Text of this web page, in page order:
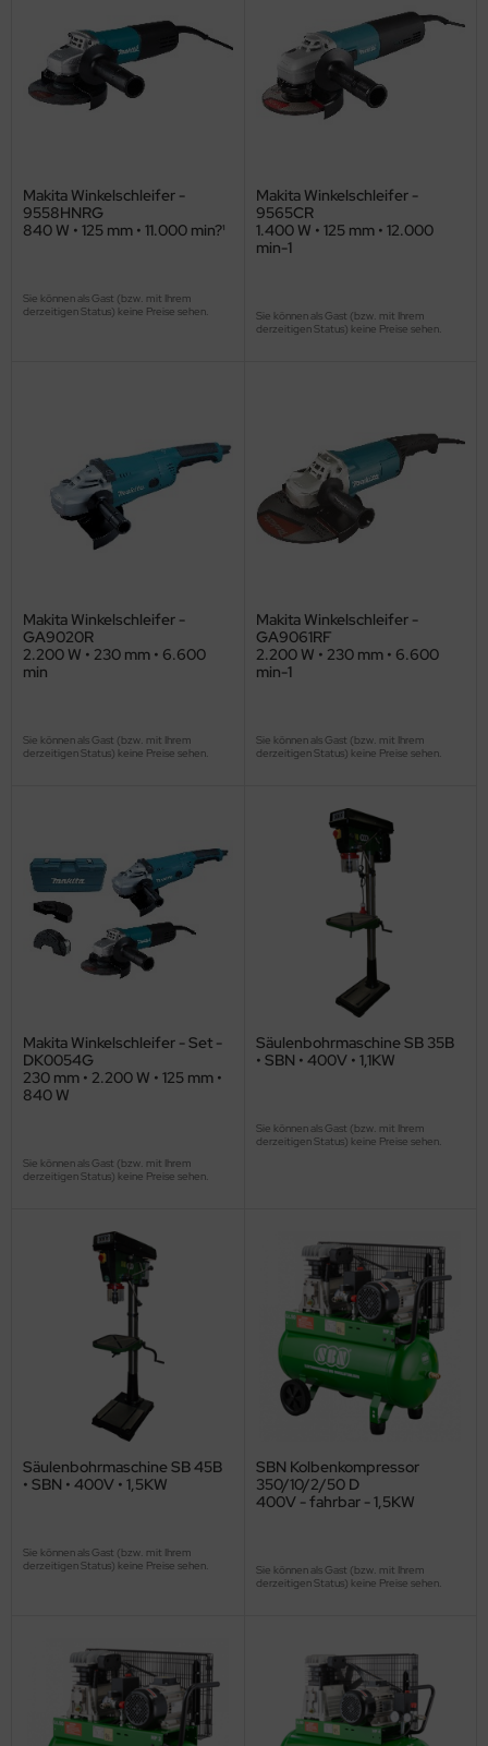
Makita Winkelschleifer -
9558HNRG
840 W • 125 mm • 11.000 min?¹
Sie können als Gast (bzw. mit Ihrem
derzeitigen Status) keine Preise sehen.
Makita Winkelschleifer -
9565CR
1.400 W • 125 mm • 12.000
min-1
Sie können als Gast (bzw. mit Ihrem
derzeitigen Status) keine Preise sehen.
Makita Winkelschleifer -
GA9020R
2.200 W • 230 mm • 6.600
min
Sie können als Gast (bzw. mit Ihrem
derzeitigen Status) keine Preise sehen.
Makita Winkelschleifer -
GA9061RF
2.200 W • 230 mm • 6.600
min-1
Sie können als Gast (bzw. mit Ihrem
derzeitigen Status) keine Preise sehen.
Makita Winkelschleifer - Set -
DK0054G
230 mm • 2.200 W • 125 mm •
840 W
Sie können als Gast (bzw. mit Ihrem
derzeitigen Status) keine Preise sehen.
Säulenbohrmaschine SB 35B
• SBN • 400V • 1,1KW
Sie können als Gast (bzw. mit Ihrem
derzeitigen Status) keine Preise sehen.
Säulenbohrmaschine SB 45B
• SBN • 400V • 1,5KW
Sie können als Gast (bzw. mit Ihrem
derzeitigen Status) keine Preise sehen.
SBN Kolbenkompressor
350/10/2/50 D
400V - fahrbar - 1,5KW
Sie können als Gast (bzw. mit Ihrem
derzeitigen Status) keine Preise sehen.